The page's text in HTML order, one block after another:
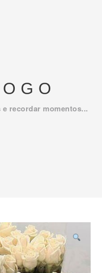
recordar momentos...